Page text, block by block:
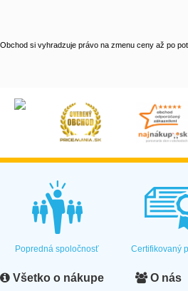
Obchod si vyhradzuje právo na zmenu ceny až po
Popredná spoločnosť Certifikovaný
Všetko o nákupe O nás